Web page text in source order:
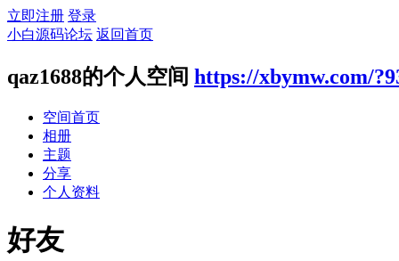
立即注册 登录
小白源码论坛 返回首页
qaz1688的个人空间 https://xbymw.com/
空间首页
相册
主题
分享
个人资料
好友